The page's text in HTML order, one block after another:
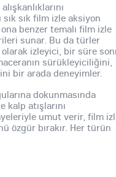
sık film izle aksiyon
benzer temalı film izle
sunar. Bu da türler
olarak izleyici, bir süre
sürükleyiciliğini,
bir arada deneyimler.
dokunmasında
atışlarını
umut verir, film
özgür bırakır. Her türün